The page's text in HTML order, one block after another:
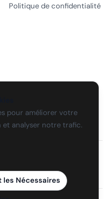
Politique de confidentialité
pour améliorer votre
et analyser notre trafic.
Nécessaires